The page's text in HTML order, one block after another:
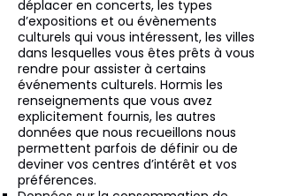
déplacer en concerts, les types
d’expositions et ou évènements
culturels qui vous intéressent, les villes
dans lesquelles vous êtes prêts à vous
rendre pour assister à certains
événements culturels. Hormis les
renseignements que vous avez
explicitement fournis, les autres
données que nous recueillons nous
permettent parfois de définir ou de
deviner vos centres d’intérêt et vos
préférences.